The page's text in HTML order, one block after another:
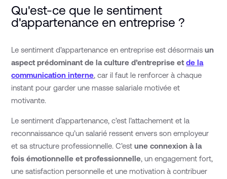
Qu'est-ce que le sentiment
d'appartenance en entreprise ?
Le sentiment d’appartenance en entreprise est désormaisun
aspect prédominant de la culture d’entreprise etde la
communication interne, car il faut le renforcer à chaque
instant pour garder une masse salariale motivée et
motivante.
Le sentiment d’appartenance, c’est l’attachement et la
reconnaissance qu’un salarié ressent envers son employeur
et sa structure professionnelle. C’estune connexion à la
fois émotionnelle et professionnelle, un engagement fort,
une satisfaction personnelle et une motivation à contribuer